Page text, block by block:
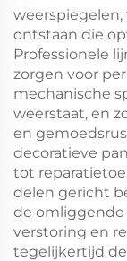
ontstaan die
Professionele
zorgen voor
mechanische
weerstaat, en
en
decoratieve
tot
delen gericht
de
verstoring en
tegelijkertijd